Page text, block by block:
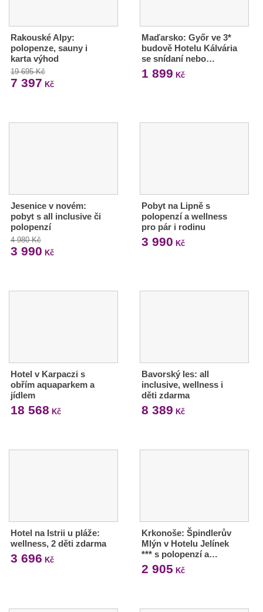
Rakouské Alpy:
polopenze, sauny i
karta výhod
19 695 Kč
7 397 Kč
Maďarsko: Győr ve 3*
budově Hotelu Kálvária
se snídaní nebo…
1 899 Kč
Jesenice v novém:
pobyt s all inclusive či
polopenzí
4 980 Kč
3 990 Kč
Pobyt na Lipně s
polopenzí a wellness
pro pár i rodinu
3 990 Kč
Hotel v Karpaczi s
obřím aquaparkem a
jídlem
18 568 Kč
Bavorský les: all
inclusive, wellness i
děti zdarma
8 389 Kč
Hotel na Istrii u pláže:
wellness, 2 děti zdarma
3 696 Kč
Krkonoše: Špindlerův
Mlýn v Hotelu Jelínek
*** s polopenzí a…
2 905 Kč